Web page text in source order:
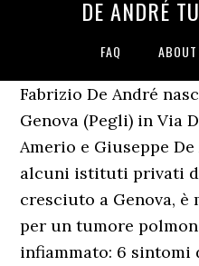
DE ANDRÉ
FAQ ABOUT
Fabrizio De André
Genova (Pegli) in Via
Amerio e Giuseppe
alcuni istituti privati
cresciuto a Genova, è
per un tumore
infiammato: 6 sintomi